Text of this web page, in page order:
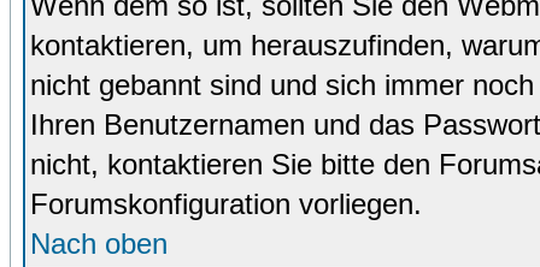
kontaktieren, um herauszufinden,
nicht gebannt sind und sich immer
Ihren Benutzernamen und das
nicht, kontaktieren Sie bitte den
Forumskonfiguration vorliegen.
Nach oben